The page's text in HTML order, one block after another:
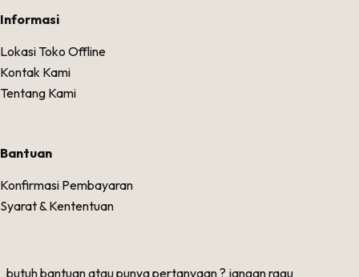
Informasi
Lokasi Toko Offline
Kontak Kami
Tentang Kami
Bantuan
Konfirmasi Pembayaran
Syarat & Kententuan
butuh bantuan atau punya pertanyaan ? jangan ragu